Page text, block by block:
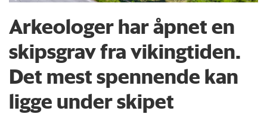
Arkeologer har åpnet en
skipsgrav fra vikingtiden.
Det mest spennende kan
ligge under skipet